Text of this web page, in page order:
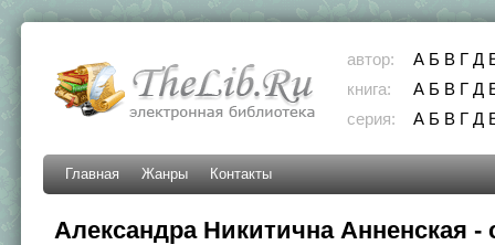
автор: А Б В Г Д
книга:
А Б В Г Д
серия:
А Б В Г Д
Главная Жанры Контакты
Александра Никитична Анненская -